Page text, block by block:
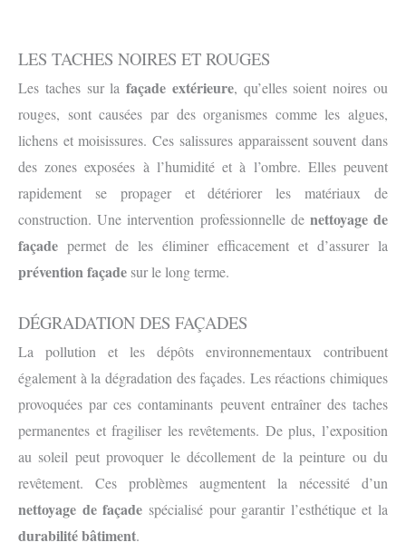
LES TACHES NOIRES ET ROUGES
Les taches sur lafaçade extérieure, qu’elles soient noires ou
rouges, sont causées par des organismes comme les algues,
lichens et moisissures. Ces salissures apparaissent souvent dans
des zones exposées à l’humidité et à l’ombre. Elles peuvent
rapidement se propager et détériorer les matériaux de
construction. Une intervention professionnelle de nettoyage de
façade permet de les éliminer efficacement et d’assurer la
prévention façade sur le long terme.
DÉGRADATION DES FAÇADES
La pollution et les dépôts environnementaux contribuent
également à la dégradation des façades. Les réactions chimiques
provoquées par ces contaminants peuvent entraîner des taches
permanentes et fragiliser les revêtements. De plus, l’exposition
au soleil peut provoquer le décollement de la peinture ou du
revêtement. Ces problèmes augmentent la nécessité d’un
nettoyage de façade spécialisé pour garantir l’esthétique et la
durabilité bâtiment.